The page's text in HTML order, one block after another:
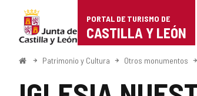
Portal
de
Turismo
PORTAL DE TURISMO DE
CASTILLA Y LEÓN
InicioPatrimonio y Cultura Otros monumentos